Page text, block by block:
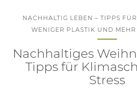
NACHHALTIG LEBEN – TIPPS
WENIGER PLASTIK UND MEHR
Nachhaltiges
Tipps für
Stress